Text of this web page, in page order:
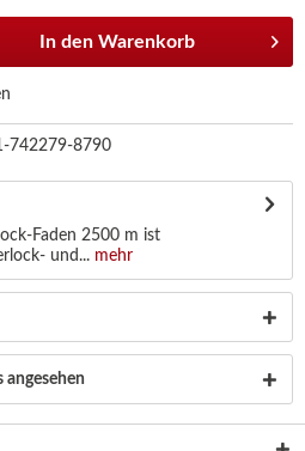
In den Warenkorb
742279-8790
Faden 2500 m ist
und... mehr
angesehen